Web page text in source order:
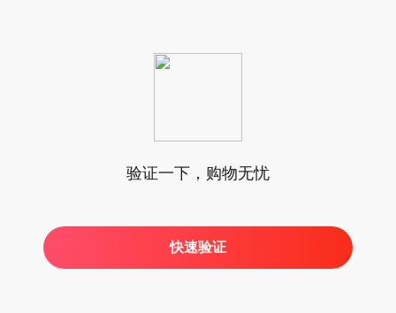
验证一下，购物无忧
快速验证